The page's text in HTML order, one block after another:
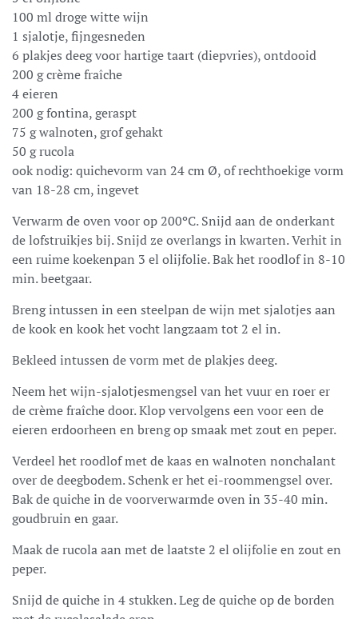
100 ml droge witte wijn
1 sjalotje, fijngesneden
6 plakjes deeg voor hartige taart (diepvries), ontdooid
200 g crème fraîche
4 eieren
200 gfontina, geraspt
75 g walnoten, grofgehakt
50 grucola
ook nodig: quichevorm van 24 cmØ,of rechthoekige vorm
van 18-28 cm, ingevet
Verwarm de oven voor op 200ºC. Snijdaan de onderkant
delofstruikjes bij.Snijd ze overlangs in kwarten. Verhit in
een ruime koekenpan 3 el olijfolie. Bak hetroodlofin 8-10
min. beetgaar.
Breng intussen in een steelpan de wijn met sjalotjes aan
de kook en kookhet vocht langzaamtot 2 el in.
Bekleed intussen devorm metde plakjes deeg.
Neemhetwijn-sjalotjesmengsel van het vuur en roer er
de crème fraîche door. Klop vervolgens een voor een de
eieren erdoorheen en breng op smaak met zout en peper.
Verdeel hetroodlofmetde kaas en walnoten nonchalant
over de deegbodem. Schenk er het ei-roommengsel over.
Bak de quiche in de voorverwarmde oven in 35-40 min.
goudbruin en gaar.
Maak derucolaaan met de laatste 2 el olijfolie en zout en
peper.
Snijd de quiche in 4 stukken. Leg de quiche op de borden